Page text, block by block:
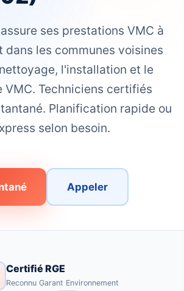
ses prestations VMC à
dans les communes voisines
l'installation et le
VMC. Techniciens certifiés
Planification rapide ou
selon besoin.
Appeler
Certifié RGE
Reconnu Garant Environnement